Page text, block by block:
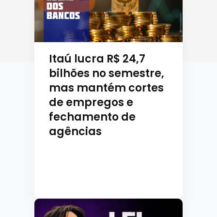
Itaú lucra R$ 24,7
bilhões no semestre,
mas mantém cortes
de empregos e
fechamento de
agências